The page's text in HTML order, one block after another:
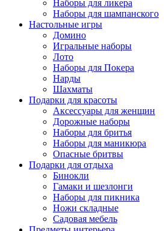
Наборы для ликера
Наборы для шампанского
Настольные игры
Домино
Игральные наборы
Лото
Наборы для Покера
Нарды
Шахматы
Подарки для красоты
Аксессуары для женщин
Дорожные наборы
Наборы для бритья
Наборы для маникюра
Опасные бритвы
Подарки для отдыха
Бинокли
Гамаки и шезлонги
Наборы для пикника
Ножи складные
Садовая мебель